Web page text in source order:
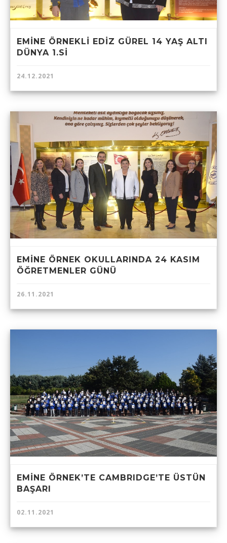
EMİNE ÖRNEKLİ EDİZ GÜREL 14 YAŞ ALTI
DÜNYA 1.Sİ
24.12.2021
EMİNE ÖRNEK OKULLARINDA 24 KASIM
ÖĞRETMENLER GÜNÜ
26.11.2021
EMİNE ÖRNEK’TE CAMBRIDGE’TE ÜSTÜN
BAŞARI
02.11.2021